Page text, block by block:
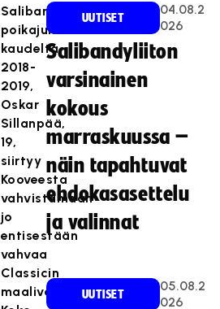
Salibandyliiton
poikajuniori
kaudelta
2018-
2019,
Oskar
Sillanpää,
19,
siirtyy
Kooveesta
vahvistamaan
jo
entisestään
vahvaa
Classicin
maalivahtiosastoa.
UUTISET
04.08.2
026
Salibandyliiton
varsinainen
kokous
marraskuussa –
näin tapahtuvat
ehdokasasettelu
ja valinnat
UUTISET
05.08.2
026